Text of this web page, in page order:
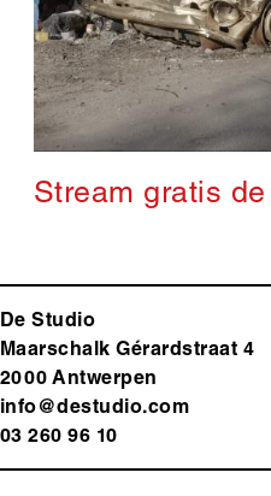
Stream gratis
De Studio
Maarschalk Gérardstraat 4
2000 Antwerpen
info@destudio.com
03 260 96 10